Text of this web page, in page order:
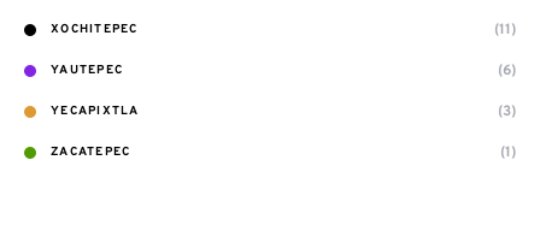
XOCHITEPEC (11)
YAUTEPEC (6)
YECAPIXTLA (3)
ZACATEPEC (1)